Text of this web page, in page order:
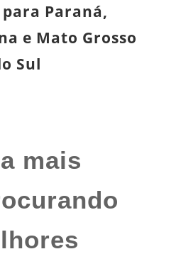
Paraná,
e Mato Grosso
Sul
mais